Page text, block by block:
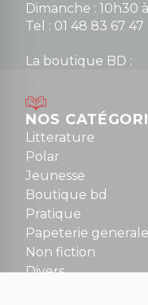
Dimanche : 10h30
Tel : 01 48 83 67 47
La boutique BD :
Mardi au samedi :
Dimanche : 10h30 à
Tel : 01 48 89 13 88
NOUS
contact@la-griffe-
NOS
Litterature
Polar
Jeunesse
Boutique bd
Pratique
Papeterie generale
Non fiction
Divers